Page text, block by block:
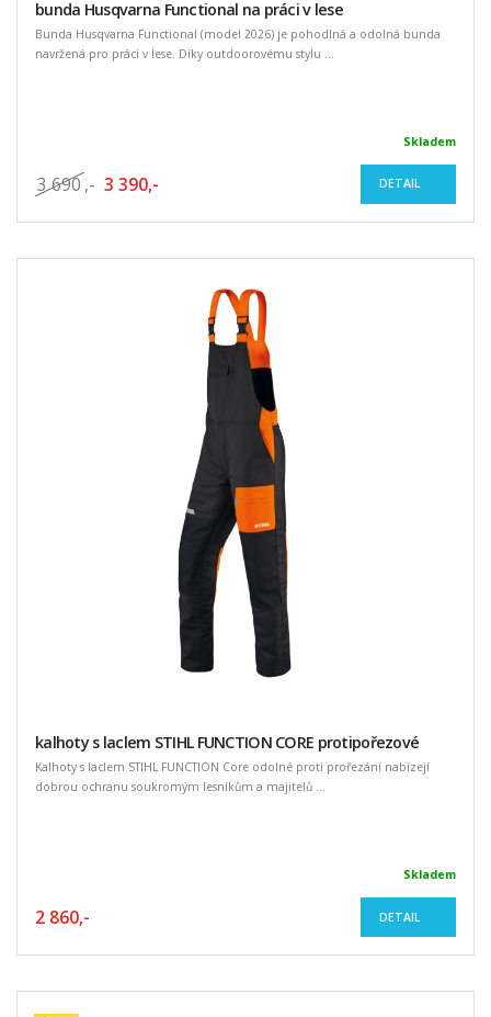
bunda Husqvarna Functional na práci v lese
Bunda Husqvarna Functional (model 2026) je pohodlná a odolná bunda
navržená pro práci v lese. Díky outdoorovému stylu ...
Skladem
3 690 ,- 3 390,- DETAIL
kalhoty s laclem STIHL FUNCTION CORE protipořezové
Kalhoty s laclem STIHL FUNCTION Core odolné proti prořezání nabízejí
dobrou ochranu soukromým lesníkům a majitelů ...
Skladem
2 860,- DETAIL